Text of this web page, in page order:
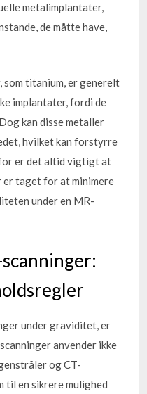
metalimplantater,
de måtte have,
titanium, er generelt
implantater, fordi de
kan disse metaller
hvilket kan forstyrre
er det altid vigtigt at
taget for at minimere
under en MR-
under graviditet, er
anvender ikke
og CT-
til en sikrere mulighed